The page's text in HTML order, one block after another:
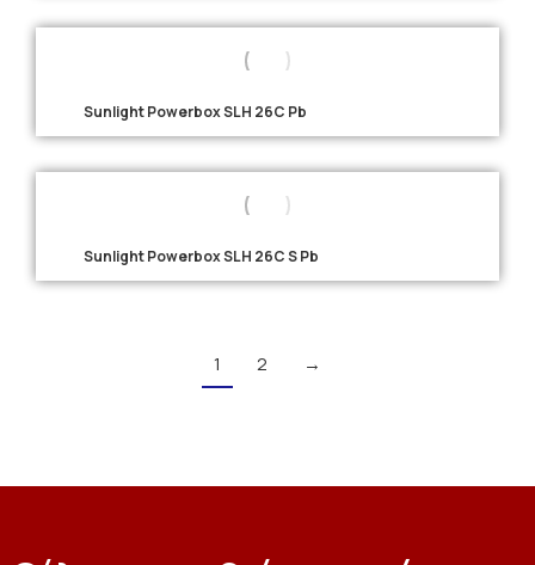
Sunlight Powerbox SLH 26C Pb
Sunlight Powerbox SLH 26C S Pb
1 2 →